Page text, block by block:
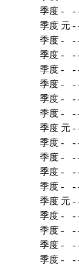
季度 - -
季度 元 -
季度 - -
季度 - -
季度 - -
季度 - -
季度 - -
季度 - -
季度 元 -
季度 - -
季度 - -
季度 - -
季度 - -
季度 元 -
季度 - -
季度 - -
季度 - -
季度 - -